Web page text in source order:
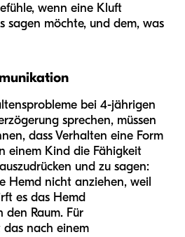
wenn eine Kluft
sagen möchte, und dem, was
bei 4-jährigen
sprechen, müssen
dass Verhalten eine Form
einem Kind die Fähigkeit
und zu sagen:
Hemd nicht anziehen, weil
es das Hemd
den Raum. Für
nach einem